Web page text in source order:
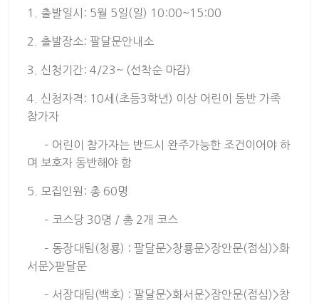
1. 출발일시: 5월 5일(일) 10:00~15:00
2. 출발장소: 팔달문안내소
3. 신청기간: 4/23~ (선착순 마감)
4. 신청자격: 10세(초등3학년) 이상 어린이 동반 가족
참가자
– 어린이 참가자는 반드시 완주가능한 조건이어야 하
며 보호자 동반해야 함
5. 모집인원: 총 60명
– 코스당 30명 / 총 2개 코스
– 동장대팀(청룡) : 팔달문>창룡문>장안문(점심)>화
서문>팓달문
– 서장대팀(백호) : 팔달문>화서문>장안문(점심)>창